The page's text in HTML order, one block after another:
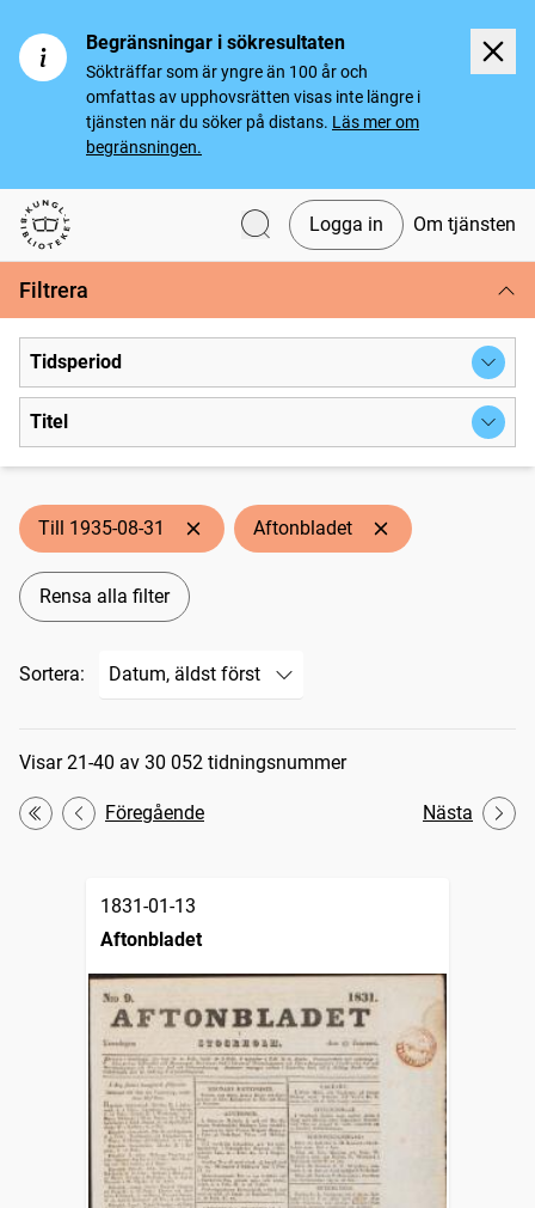
Begränsningar i sökresultaten
Sökträffar som är yngre än 100 år och
omfattas av upphovsrätten visas inte längre i
tjänsten när du söker på distans. Läs mer om
begränsningen.
Svenska tidningar
Logga in Om tjänsten
Filtrera
Tidsperiod
Titel
Till 1935-08-31 Aftonbladet
Rensa alla filter
Sortera:
Sökresultat
Visar 21-40 av 30 052 tidningsnummer
Första
Föregående Nästa
1831-01-13
Aftonbladet